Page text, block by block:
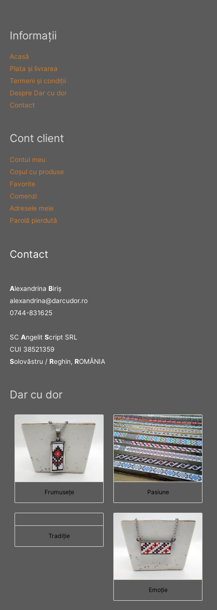
Informaţii
Acasă
Plata şi livrarea
Termeni şi condiţii
Despre Dar cu dor
Contact
Cont client
Contul meu
Coşul cu produse
Favorite
Comenzi
Adresele mele
Parolă pierdută
Contact
Alexandrina Biriş
alexandrina@darcudor.ro
0744-831625
SC Angelit Script SRL
CUI 38521359
Solovăstru / Reghin, ROMÂNIA
Dar cu dor
Frumuseţe Pasiune
Tradiţie
Emoţie